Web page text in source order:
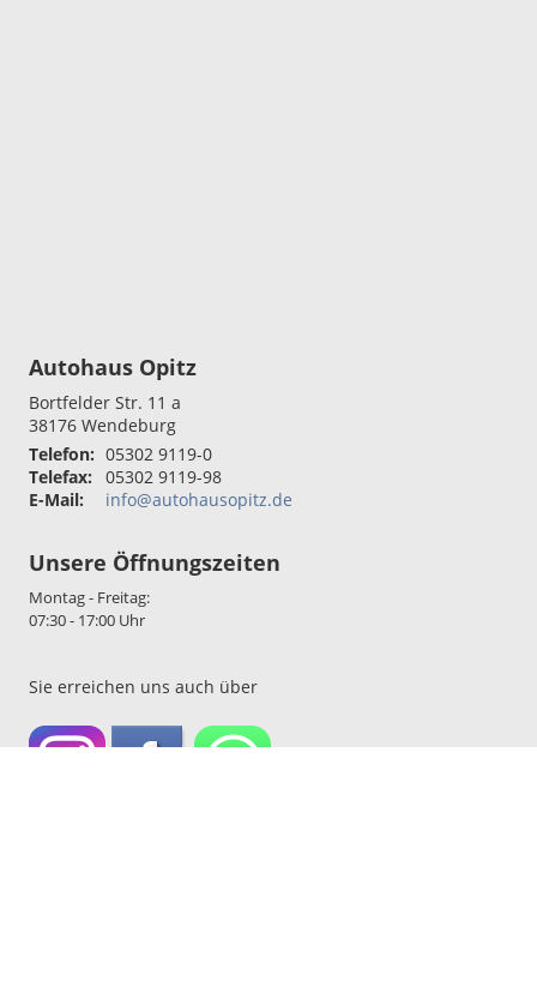
Autohaus Opitz
Bortfelder Str. 11 a
38176 Wendeburg
Telefon: 05302 9119-0
Telefax:
05302 9119-98
E-Mail:
info@autohausopitz.de
Unsere Öffnungszeiten
Montag - Freitag:
07:30 - 17:00 Uhr
Sie erreichen uns auch über